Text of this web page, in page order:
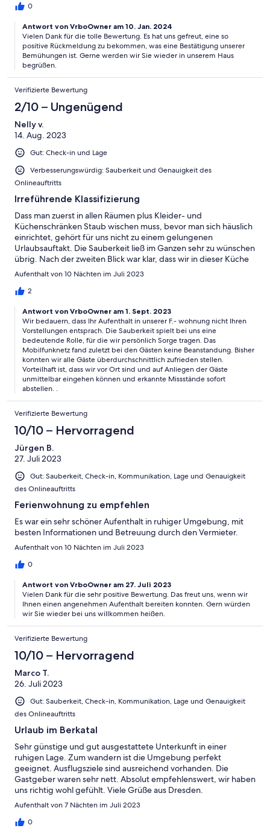
0
Antwort von VrboOwner am 10. Jan. 2024
Vielen Dank für die tolle Bewertung. Es hat uns gefreut, eine so
positive Rückmeldung zu bekommen, was eine Bestätigung unserer
Bemühungen ist. Gerne werden wir Sie wieder in unserem Haus
begrüßen.
Verifizierte Bewertung
2/10 – Ungenügend
Nelly v.
14. Aug. 2023
Gut: Check-in und Lage
Verbesserungswürdig: Sauberkeit und Genauigkeit des
Onlineauftritts
Irreführende Klassifizierung
Dass man zuerst in allen Räumen plus Kleider- und
Küchenschränken Staub wischen muss, bevor man sich häuslich
einrichtet, gehört für uns nicht zu einem gelungenen
Urlaubsauftakt. Die Sauberkeit ließ im Ganzen sehr zu wünschen
übrig. Nach der zweiten Blick war klar, dass wir in dieser Küche
NICHT kochen werden. Nur, um einige unschönen
Bad, schwergängig-verkalkte Durscharmatur, völlig versiffter
Besteckschublade, riesige Kalkflocken im Wasserkocher (haben
wir entkalkt), verkalktes Spülbecken mit Armatur, fleckiges Sofa
(das "covern" der Flecken mit Überwürfen wirkt etwas
verzweifelt) … Statt eines Doppelbetts zwei furchtbar
knarzende Einzelbetten mit ungemütlichen Rahmen in der
Mitte. Nach fünf Tagen schlug uns letztendlich der
kopfschmerzverursachende Teppichmief im Schlafzimmer in die
Flucht. An Regentagen wurde dann die ganze Wohnung zu
einer olfaktorischen Zumutung. Ein Mobilfunknetz gibt es leider
immer noch nicht - diesbezüglich wurden wir vorab leider
abgebrochen haben. Für uns bleibt die 4*-Klassifizierung
rätselhaft. Selbstverständlich haben wir unsere Kritik dem
überaus freundlichen Vermieter persönlich mitgeteilt. Dass der
Preis direkt nach unserer Abreise um 20% gesenkt und dann
wieder etwas angehoben wurde, ist bemerkenswert, ändert
jedoch nichts an unserem Fazit: Leider 4 Sterne zu viel!
Aufenthalt von 10 Nächten im Juli 2023
2
Antwort von VrboOwner am 1. Sept. 2023
Wir bedauern, dass Ihr Aufenthalt in unserer F.- wohnung nicht Ihren
Vorstellungen entsprach. Die Sauberkeit spielt bei uns eine
bedeutende Rolle, für die wir persönlich Sorge tragen. Das
Mobilfunknetz fand zuletzt bei den Gästen keine Beanstandung. Bisher
konnten wir alle Gäste überdurchschnittlich zufrieden stellen.
Vorteilhaft ist, dass wir vor Ort sind und auf Anliegen der Gäste
unmittelbar eingehen können und erkannte Missstände sofort
abstellen. .
Verifizierte Bewertung
10/10 – Hervorragend
Jürgen B.
27. Juli 2023
Gut: Sauberkeit, Check-in, Kommunikation, Lage und Genauigkeit
des Onlineauftritts
Ferienwohnung zu empfehlen
Es war ein sehr schöner Aufenthalt in ruhiger Umgebung, mit
besten Informationen und Betreuung durch den Vermieter.
Aufenthalt von 10 Nächten im Juli 2023
0
Antwort von VrboOwner am 27. Juli 2023
Vielen Dank für die sehr positive Bewertung. Das freut uns, wenn wir
Ihnen einen angenehmen Aufenthalt bereiten konnten. Gern würden
wir Sie wieder bei uns willkommen heißen.
Verifizierte Bewertung
10/10 – Hervorragend
Marco T.
26. Juli 2023
Gut: Sauberkeit, Check-in, Kommunikation, Lage und Genauigkeit
des Onlineauftritts
Urlaub im Berkatal
Sehr günstige und gut ausgestattete Unterkunft in einer
ruhigen Lage. Zum wandern ist die Umgebung perfekt
geeignet. Ausflugsziele sind ausreichend vorhanden. Die
Gastgeber waren sehr nett. Absolut empfehlenswert, wir haben
uns richtig wohl gefühlt. Viele Grüße aus Dresden.
Aufenthalt von 7 Nächten im Juli 2023
0